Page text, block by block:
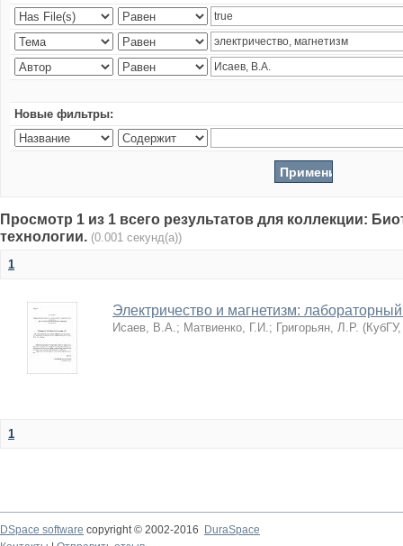
Новые фильтры:
Просмотр 1 из 1 всего результатов для коллекции:
технологии. (0.001 секунд(а))
1
Электричество и магнетизм:
Исаев, В.А.; Матвиенко, Г.И.; Григорьян, Л.Р. (КубГУ
1
DSpace software copyright © 2002-2016
DuraSpace